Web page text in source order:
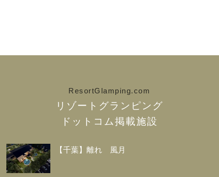
ResortGlamping.com
リゾートグランピング
ドットコム掲載施設
【千葉】離れ 風月